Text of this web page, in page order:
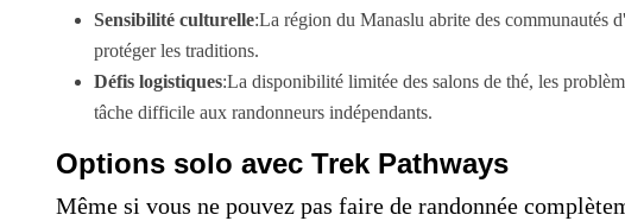
Sensibilité culturelle:La région du Manaslu abrite des communautés
protéger les traditions.
Défis logistiques:La disponibilité limitée des salons de thé, les
tâche difficile aux randonneurs indépendants.
Options solo avec Trek Pathways
Même si vous ne pouvez pas faire de randonnée